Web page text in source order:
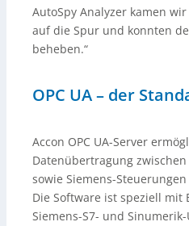
AutoSpy Analyzer kamen
auf die Spur und konnten
beheben.“
OPC UA – der
Accon OPC UA-Server
Datenübertragung
sowie Siemens-
Die Software ist speziell mit
Siemens-S7- und